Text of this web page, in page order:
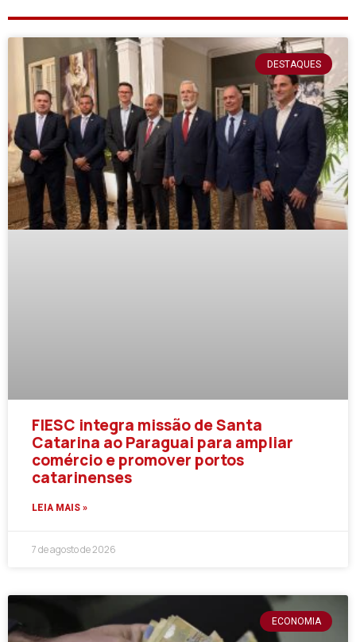
DESTAQUES
FIESC integra missão de Santa
Catarina ao Paraguai para ampliar
comércio e promover portos
catarinenses
LEIA MAIS »
7 de agosto de 2026
ECONOMIA